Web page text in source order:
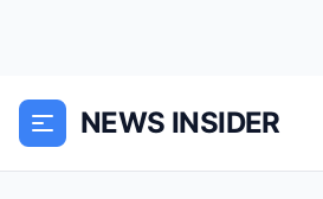
NEWS INSIDER